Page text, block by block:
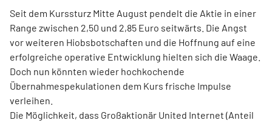
Seit dem Kurssturz Mitte August pendelt die Aktie in einer
Range zwischen 2,50 und 2,85 Euro seitwärts. Die Angst
vor weiteren Hiobsbotschaften und die Hoffnung auf eine
erfolgreiche operative Entwicklung hielten sich die Waage.
Doch nun könnten wieder hochkochende
Übernahmespekulationen dem Kurs frische Impulse
verleihen.
Die Möglichkeit, dass Großaktionär United Internet (Anteil